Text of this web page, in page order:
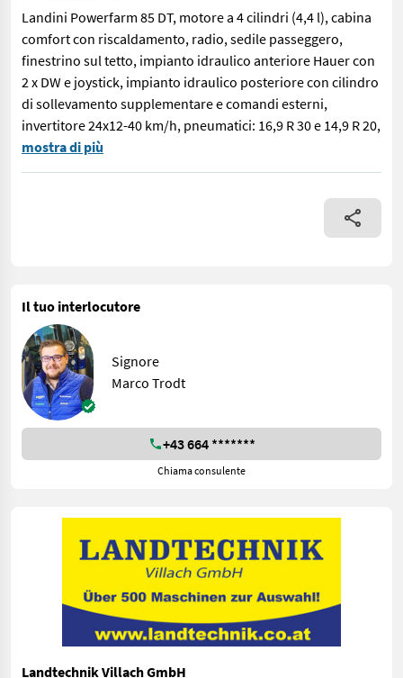
Landini Powerfarm 85 DT, motore a 4 cilindri (4,4 l), cabina
comfort con riscaldamento, radio, sedile passeggero,
finestrino sul tetto, impianto idraulico anteriore Hauer con
2 x DW e joystick, impianto idraulico posteriore con cilindro
di sollevamento supplementare e comandi esterni,
invertitore 24x12-40 km/h, pneumatici: 16,9 R 30 e 14,9 R 20,
Landini Powerfarm 85 DT, motore a 4 cilindri (4,4 l), cabina
mostra di più
Il tuo interlocutore
Signore
Marco Trodt
+43 664 *******
Chiama consulente
Landtechnik Villach GmbH